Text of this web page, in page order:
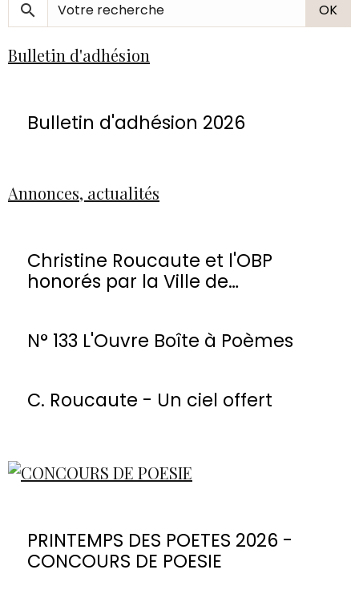
OK
Bulletin d'adhésion
Bulletin d'adhésion 2026
Annonces, actualités
Christine Roucaute et l'OBP
honorés par la Ville de
N° 133 L'Ouvre Boîte à Poèmes
C. Roucaute - Un ciel offert
PRINTEMPS DES POETES 2026 -
CONCOURS DE POESIE